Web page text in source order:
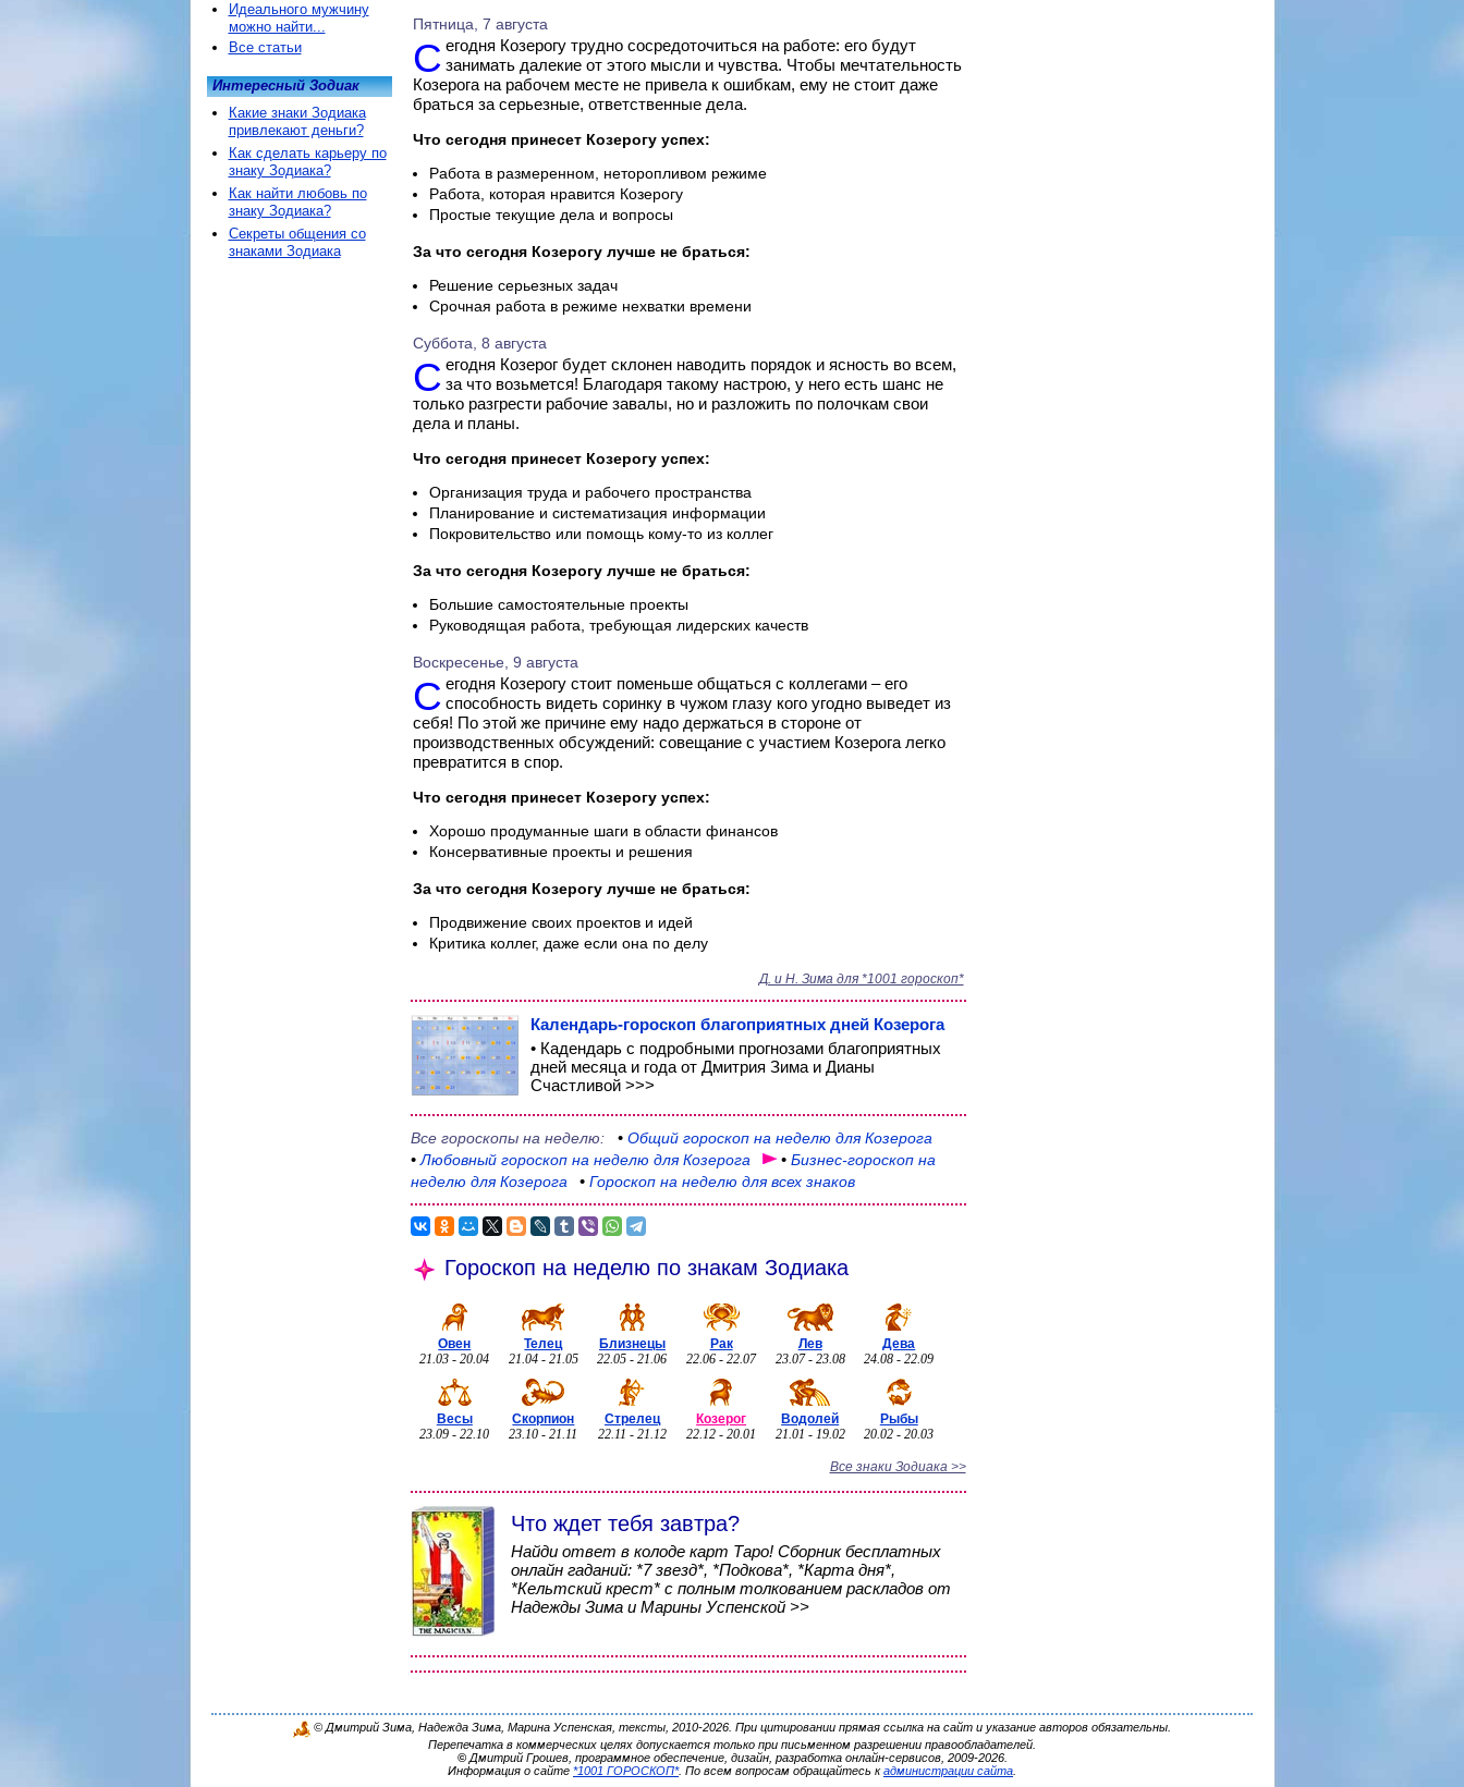
Пятница, 7 августа
Сегодня Козерогу трудно сосредоточиться на работе: его будут занимать далекие от этого мысли и чувства. Чтобы мечтательность
Козерога на рабочем месте не привела к ошибкам, ему не стоит даже
браться за серьезные, ответственные дела.
Что сегодня принесет Козерогу успех:
Работа в размеренном, неторопливом режиме
Работа, которая нравится Козерогу
Простые текущие дела и вопросы
За что сегодня Козерогу лучше не браться:
Решение серьезных задач
Срочная работа в режиме нехватки времени
Суббота, 8 августа
Сегодня Козерог будет склонен наводить порядок и ясность во всем, за что возьмется! Благодаря такому настрою, у него есть шанс не
только разгрести рабочие завалы, но и разложить по полочкам свои
дела и планы.
Что сегодня принесет Козерогу успех:
Организация труда и рабочего пространства
Планирование и систематизация информации
Покровительство или помощь кому-то из коллег
За что сегодня Козерогу лучше не браться:
Большие самостоятельные проекты
Руководящая работа, требующая лидерских качеств
Воскресенье, 9 августа
Сегодня Козерогу стоит поменьше общаться с коллегами – его способность видеть соринку в чужом глазу кого угодно выведет из
себя! По этой же причине ему надо держаться в стороне от
производственных обсуждений: совещание с участием Козерога легко
превратится в спор.
Что сегодня принесет Козерогу успех:
Хорошо продуманные шаги в области финансов
Консервативные проекты и решения
За что сегодня Козерогу лучше не браться:
Продвижение своих проектов и идей
Критика коллег, даже если она по делу
Д. и Н. Зима для *1001 гороскоп*
Календарь-гороскоп благоприятных дней Козерога
• Кадендарь с подробными прогнозами благоприятных
дней месяца и года от Дмитрия Зима и Дианы
Счастливой >>>
Все гороскопы на неделю: • Общий гороскоп на неделю для Козерога
• Любовный гороскоп на неделю для Козерога • Бизнес-гороскоп на
неделю для Козерога
• Гороскоп на неделю для всех знаков
Гороскоп на неделю по знакам Зодиака
Овен
21.03 - 20.04
Телец
21.04 - 21.05
Близнецы
22.05 - 21.06
Рак
22.06 - 22.07
Лев
23.07 - 23.08
Дева
24.08 - 22.09
Весы
23.09 - 22.10
Скорпион
23.10 - 21.11
Стрелец
22.11 - 21.12
Козерог
22.12 - 20.01
Водолей
21.01 - 19.02
Рыбы
20.02 - 20.03
Все знаки Зодиака >>
Что ждет тебя завтра?
Найди ответ в колоде карт Таро! Сборник бесплатных
онлайн гаданий: *7 звезд*, *Подкова*, *Карта дня*,
*Кельтский крест* с полным толкованием раскладов от
Надежды Зима и Марины Успенской >>
Идеального мужчину
можно найти...
Все статьи
Интересный Зодиак
Какие знаки Зодиака
привлекают деньги?
Как сделать карьеру по
знаку Зодиака?
Как найти любовь по
знаку Зодиака?
Секреты общения со
знаками Зодиака
© Дмитрий Зима, Надежда Зима, Марина Успенская, тексты, 2010-2026. При цитировании прямая ссылка на сайт и указание авторов обязательны.
Перепечатка в коммерческих целях допускается только при письменном разрешении правообладателей.
©Дмитрий Грошев, программное обеспечение, дизайн, разработка онлайн-сервисов, 2009-2026.
Информация о сайте *1001 ГОРОСКОП*. По всем вопросам обращайтесь кадминистрации сайта